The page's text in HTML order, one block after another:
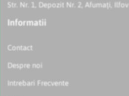
Str. Nr. 1, Depozit Nr. 2, Afumați, Ilfov
Informatii
Contact
Despre noi
Intrebari Frecvente